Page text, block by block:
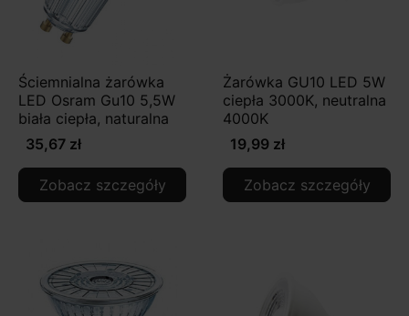
Ściemnialna żarówka
LED Osram Gu10 5,5W
biała ciepła, naturalna
35,67 zł
Zobacz szczegóły
Żarówka GU10 LED 5W
ciepła 3000K, neutralna
4000K
19,99 zł
Zobacz szczegóły